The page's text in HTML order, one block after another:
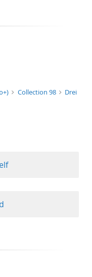
Collection 98
Drei